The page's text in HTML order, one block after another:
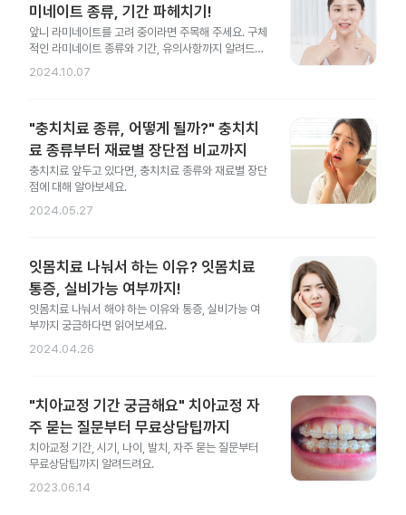
미네이트 종류, 기간 파헤치기!
앞니 라미네이트를 고려 중이라면 주목해 주세요. 구체
적인 라미네이트 종류와 기간, 유의사항까지 알려드릴
게요.
2024.10.07
"충치치료 종류, 어떻게 될까?" 충치치
료 종류부터 재료별 장단점 비교까지
충치치료 앞두고 있다면, 충치치료 종류와 재료별 장단
점에 대해 알아보세요.
2024.05.27
잇몸치료 나눠서 하는 이유? 잇몸치료
통증, 실비가능 여부까지!
잇몸치료 나눠서 해야 하는 이유와 통증, 실비가능 여
부까지 궁금하다면 읽어보세요.
2024.04.26
"치아교정 기간 궁금해요" 치아교정 자
주 묻는 질문부터 무료상담팁까지
치아교정 기간, 시기, 나이, 발치, 자주 묻는 질문부터
무료상담팁까지 알려드려요.
2023.06.14